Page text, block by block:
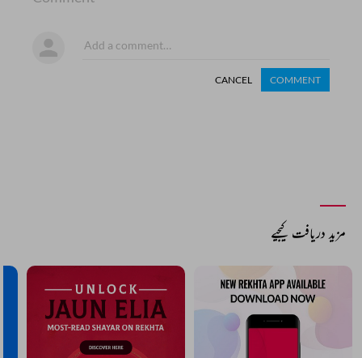
CANCEL COMMENT
مزید دریافت کیجیے